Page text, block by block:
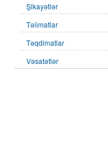
Şikayətlər
Təlimatlar
Təqdimatlar
Vəsatətlər